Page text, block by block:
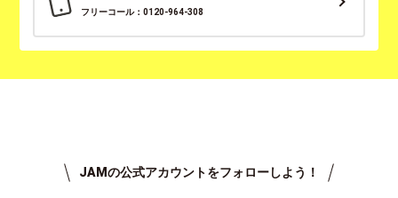
フリーコール：0120-964-308
JAMの公式アカウントをフォローしよう！